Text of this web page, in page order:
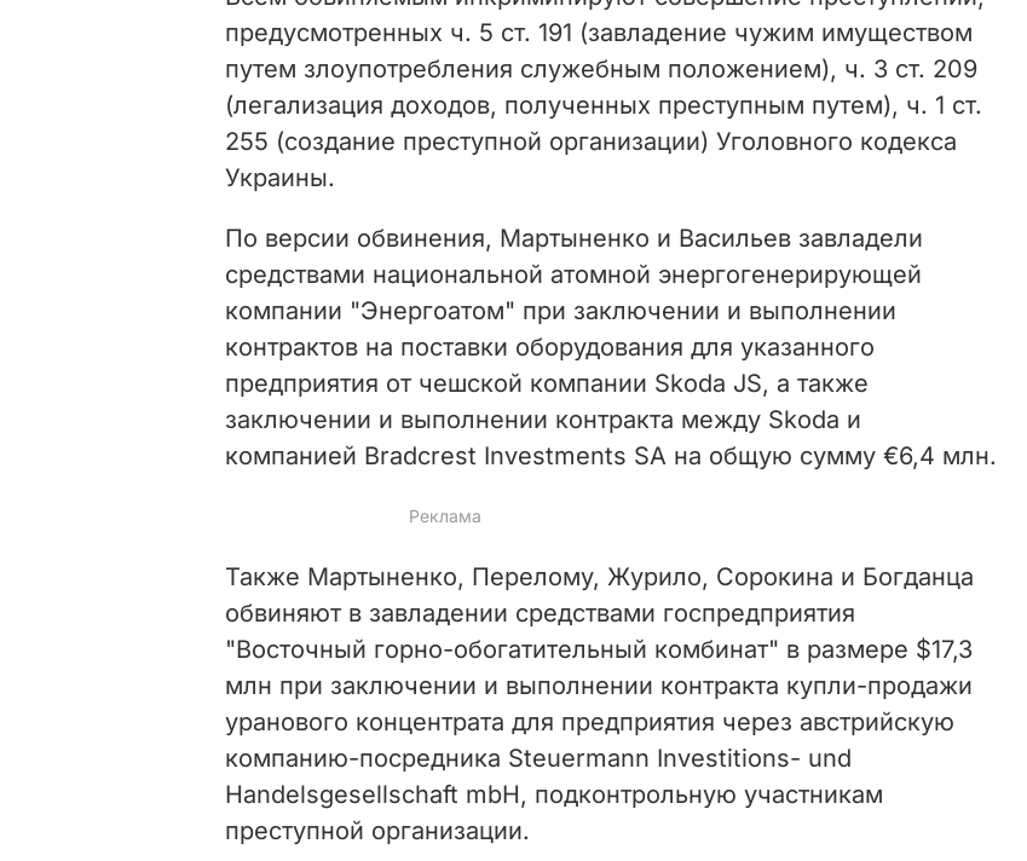
предусмотренных ч. 5 ст. 191 (завладение чужим имуществом
путем злоупотребления служебным положением), ч. 3 ст. 209
(легализация доходов, полученных преступным путем), ч. 1 ст.
255 (создание преступной организации) Уголовного кодекса
Украины.
По версии обвинения, Мартыненко и Васильев завладели
средствами национальной атомной энергогенерирующей
компании "Энергоатом" при заключении и выполнении
контрактов на поставки оборудования для указанного
предприятия от чешской компании Skoda JS, а также
заключении и выполнении контракта между Skoda и
компанией Bradcrest Investments SA на общую сумму €6,4 млн.
Также Мартыненко, Перелому, Журило, Сорокина и Богданца
обвиняют в завладении средствами госпредприятия
"Восточный горно-обогатительный комбинат" в размере $17,3
млн при заключении и выполнении контракта купли-продажи
уранового концентрата для предприятия через австрийскую
компанию-посредника Steuermann Investitions- und
Handelsgesellschaft mbH, подконтрольную участникам
преступной организации.